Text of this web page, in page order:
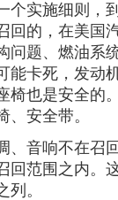
实施细则，
回的，在美国
问题、燃油系
能卡死，发动
椅也是安全的
安全带。
音响不在召
回范围之内。
。